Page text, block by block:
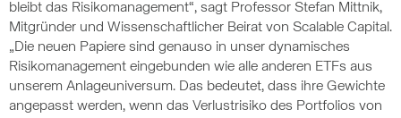
bleibt das Risikomanagement“, sagt Professor Stefan Mittnik,
Mitgründer und Wissenschaftlicher Beirat von Scalable Capital.
„Die neuen Papiere sind genauso in unser dynamisches
Risikomanagement eingebunden wie alle anderen ETFs aus
unserem Anlageuniversum. Das bedeutet, dass ihre Gewichte
angepasst werden, wenn das Verlustrisiko des Portfolios von